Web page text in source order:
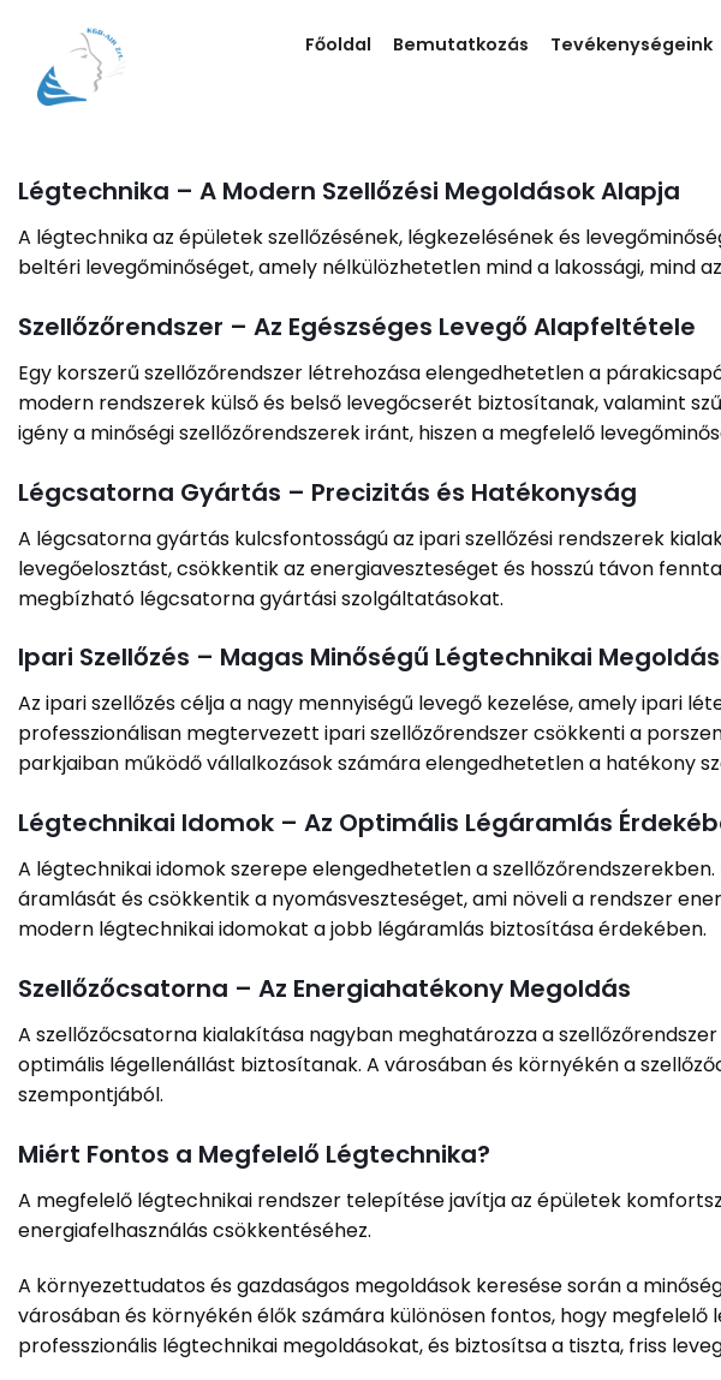
content
Főoldal Bemutatkozás Tevékenységeink
Légtechnika – A Modern Szellőzési Megoldások Alapja
A légtechnika az épületek szellőzésének, légkezelésének és
beltéri levegőminőséget, amely nélkülözhetetlen mind a lakossági, mind
Szellőzőrendszer – Az Egészséges Levegő Alapfeltétele
Egy korszerű szellőzőrendszer létrehozása elengedhetetlen a
modern rendszerek külső és belső levegőcserét biztosítanak, valamint
igény a minőségi szellőzőrendszerek iránt, hiszen a megfelelő
Légcsatorna Gyártás – Precizitás és Hatékonyság
A légcsatorna gyártás kulcsfontosságú az ipari szellőzési rendszerek
levegőelosztást, csökkentik az energiaveszteséget és hosszú távon
megbízható légcsatorna gyártási szolgáltatásokat.
Ipari Szellőzés – Magas Minőségű Légtechnikai
Az ipari szellőzés célja a nagy mennyiségű levegő kezelése, amely ipari
professzionálisan megtervezett ipari szellőzőrendszer csökkenti a
parkjaiban működő vállalkozások számára elengedhetetlen a hatékony
Légtechnikai Idomok – Az Optimális Légáramlás
A légtechnikai idomok szerepe elengedhetetlen a
áramlását és csökkentik a nyomásveszteséget, ami növeli a rendszer
modern légtechnikai idomokat a jobb légáramlás biztosítása érdekében.
Szellőzőcsatorna – Az Energiahatékony Megoldás
A szellőzőcsatorna kialakítása nagyban meghatározza a
optimális légellenállást biztosítanak. A városában és környékén a
szempontjából.
Miért Fontos a Megfelelő Légtechnika?
A megfelelő légtechnikai rendszer telepítése javítja az épületek
energiafelhasználás csökkentéséhez.
A környezettudatos és gazdaságos megoldások keresése során a
városában és környékén élők számára különösen fontos, hogy
professzionális légtechnikai megoldásokat, és biztosítsa a tiszta, friss